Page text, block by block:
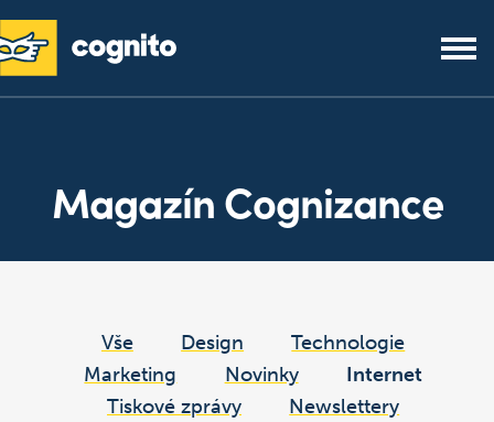
Magazín Cognizance
Vše Design
Technologie
Marketing
Novinky
Internet
Tiskové zprávy
Newslettery